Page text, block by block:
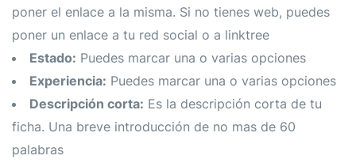
poner el enlace a la misma. Si no tienes web, puedes
poner un enlace a tu red social o a linktree
Estado: Puedes marcar una o varias opciones
Experiencia: Puedes marcar una o varias opciones
Descripción corta: Es la descripción corta de tu
ficha. Una breve introducción de no mas de 60
palabras